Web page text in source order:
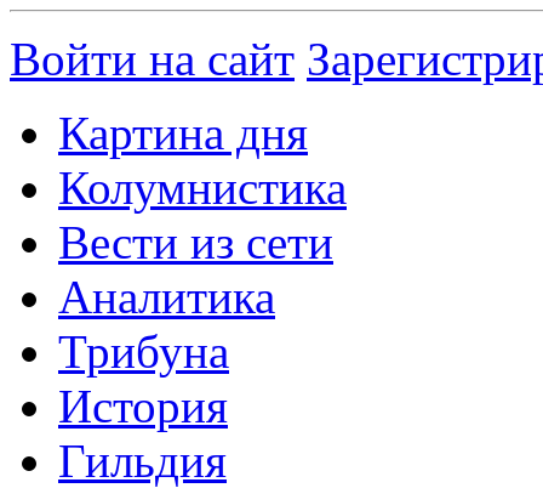
Войти на сайт
Картина дня
Колумнистика
Вести из сети
Аналитика
Трибуна
История
Гильдия